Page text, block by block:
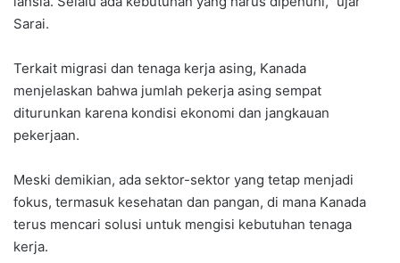
Sarai.
Terkait migrasi dan tenaga kerja asing, Kanada
menjelaskan bahwa jumlah pekerja asing sempat
diturunkan karena kondisi ekonomi dan jangkauan
pekerjaan.
Meski demikian, ada sektor-sektor yang tetap menjadi
fokus, termasuk kesehatan dan pangan, di mana Kanada
terus mencari solusi untuk mengisi kebutuhan tenaga
kerja.